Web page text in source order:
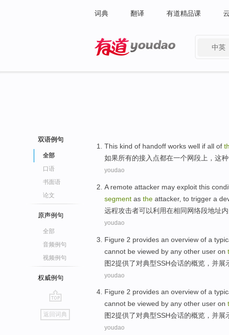
词典 翻译 有道精品课
中英
双语例句
全部
口语
书面语
论文
原声例句
全部
音频例句
视频例句
权威例句
go
top
返回词典
This kind of handoff works well if all of
如果所有的接入点都在一个网段上， 这
youdao
A remote attacker may exploit this
segment as the attacker, to trigger a
远程攻击者可以利用在相同网络段地址内
youdao
Figure 2 provides an overview of a
cannot be viewed by any other user on
图2提供了对典型SSH会话的概览 ， 并展
youdao
Figure 2 provides an overview of a
cannot be viewed by any other user on
图2提供了对典型SSH会话的概览 ， 并展
youdao